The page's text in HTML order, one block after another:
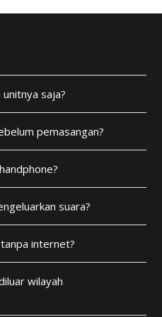
saja?
pemasangan?
suara?
tanpa internet?
wilayah